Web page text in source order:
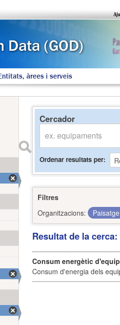
àrees i serveis
Cercador
Ordenar resultats per
Filtres
Organitzacions:
Resultat de la
Consum energètic
Consum d'energia dels